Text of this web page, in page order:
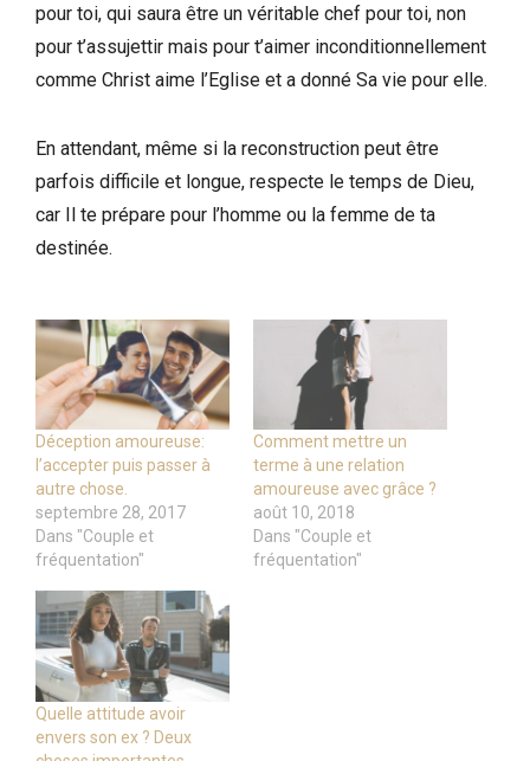
pour toi, qui saura être un véritable chef pour toi, non
pour t’assujettir mais pour t’aimer inconditionnellement
comme Christ aime l’Eglise et a donné Sa vie pour elle.
En attendant, même si la reconstruction peut être
parfois difficile et longue, respecte le temps de Dieu,
car Il te prépare pour l’homme ou la femme de ta
destinée.
Déception amoureuse:
l’accepter puis passer à
autre chose.
septembre 28, 2017
Dans "Couple et
fréquentation"
Comment mettre un
terme à une relation
amoureuse avec grâce ?
août 10, 2018
Dans "Couple et
fréquentation"
Quelle attitude avoir
envers son ex ? Deux